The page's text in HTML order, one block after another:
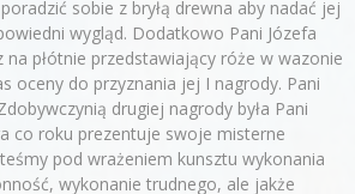
sobie z bryłą drewna aby nadać jej
wygląd. Dodatkowo Pani Józefa
na płótnie przedstawiający róże w wazonie
oceny do przyznania jej I nagrody. Pani
drugiej nagrody była Pani
co roku prezentuje swoje misterne
pod wrażeniem kunsztu wykonania
wykonanie trudnego, ale jakże